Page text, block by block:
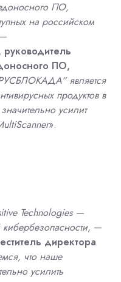
ПО,
на российском
—
ПО,
является
продуктов в
усилит
».
Technologies —
, —
директора
что наше
усилить